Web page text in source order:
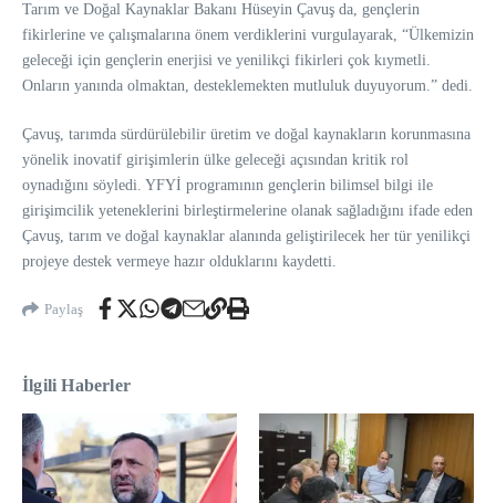
Tarım ve Doğal Kaynaklar Bakanı Hüseyin Çavuş da, gençlerin
fikirlerine ve çalışmalarına önem verdiklerini vurgulayarak, “Ülkemizin
geleceği için gençlerin enerjisi ve yenilikçi fikirleri çok kıymetli.
Onların yanında olmaktan, desteklemekten mutluluk duyuyorum.” dedi.
Çavuş, tarımda sürdürülebilir üretim ve doğal kaynakların korunmasına
yönelik inovatif girişimlerin ülke geleceği açısından kritik rol
oynadığını söyledi. YFYİ programının gençlerin bilimsel bilgi ile
girişimcilik yeteneklerini birleştirmelerine olanak sağladığını ifade eden
Çavuş, tarım ve doğal kaynaklar alanında geliştirilecek her tür yenilikçi
projeye destek vermeye hazır olduklarını kaydetti.
Paylaş
İlgili Haberler